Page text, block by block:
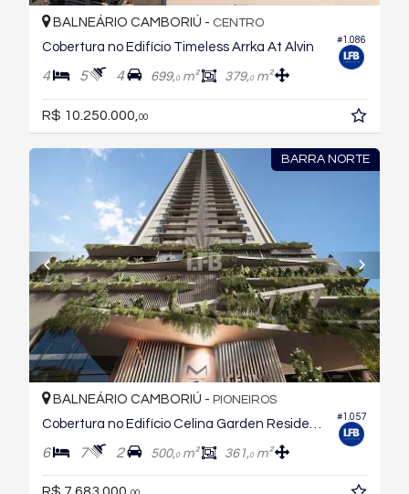
#1.086
BALNEÁRIO CAMBORIÚ - CENTRO
Cobertura no Edifício Timeless Arrka At Alvin
4 5 4 699,0m² 379,0m²
R$ 10.250.000, 00
BARRA NORTE
#1.057
BALNEÁRIO CAMBORIÚ - PIONEIROS
Cobertura no Edifício Celina Garden Residence
6 7 2 500,0m² 361,0m²